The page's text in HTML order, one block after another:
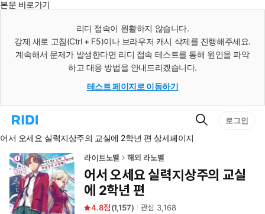
본문 바로가기
리디 접속이 원활하지 않습니다.
강제 새로 고침(Ctrl + F5)이나 브라우저 캐시 삭제를 진행해주세요.
계속해서 문제가 발생한다면 리디 접속 테스트를 통해 원인을 파악
하고 대응 방법을 안내드리겠습니다.
테스트 페이지로 이동하기
리
홈
로
이
동
검
색
로그인
어서 오세요 실력지상주의 교실에 2학년 편 상세페이지
라이트노벨 해외 라노벨
어서 오세요 실력지상주의 교실
에 2학년 편
4.8 (1,157) 관심 3,168